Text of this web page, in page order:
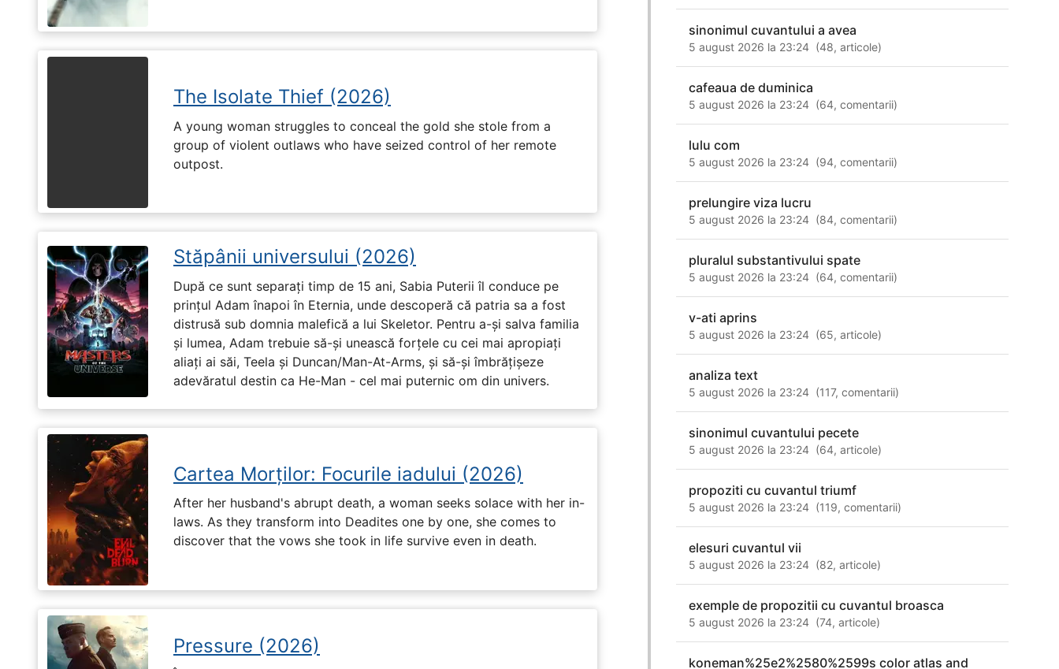
The Isolate Thief (2026)
A young woman struggles to conceal the gold she stole from a
group of violent outlaws who have seized control of her remote
outpost.
Stăpânii universului (2026)
După ce sunt separați timp de 15 ani, Sabia Puterii îl conduce pe
prințul Adam înapoi în Eternia, unde descoperă că patria sa a fost
distrusă sub domnia malefică a lui Skeletor. Pentru a-și salva familia
și lumea, Adam trebuie să-și unească forțele cu cei mai apropiați
aliați ai săi, Teela și Duncan/Man-At-Arms, și să-și îmbrățișeze
adevăratul destin ca He-Man - cel mai puternic om din univers.
Cartea Morților: Focurile iadului (2026)
After her husband's abrupt death, a woman seeks solace with her in-
laws. As they transform into Deadites one by one, she comes to
discover that the vows she took in life survive even in death.
Pressure (2026)
sinonimul cuvantului a avea
5 august 2026 la 23:24 (48,articole)
cafeaua de duminica
5 august 2026 la 23:24 (64,comentarii)
lulu com
5 august 2026 la 23:24 (94,comentarii)
prelungire viza lucru
5 august 2026 la 23:24 (84,comentarii)
pluralul substantivului spate
5 august 2026 la 23:24 (64,comentarii)
v-ati aprins
5 august 2026 la 23:24 (65,articole)
analiza text
5 august 2026 la 23:24 (117,comentarii)
sinonimul cuvantului pecete
5 august 2026 la 23:24 (64,articole)
propoziti cu cuvantul triumf
5 august 2026 la 23:24 (119,comentarii)
elesuri cuvantul vii
5 august 2026 la 23:24 (82,articole)
exemple de propozitii cu cuvantul broasca
5 august 2026 la 23:24 (74,articole)
koneman%25e2%2580%2599s color atlas and